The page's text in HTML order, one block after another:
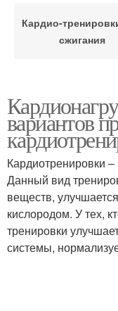
Кардио-
сжигания
вариантов
Кардиотренировки
Данный вид
веществ,
кислородом. У тех,
тренировки
системы,